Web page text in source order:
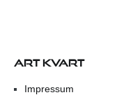
ART KVART
Impressum